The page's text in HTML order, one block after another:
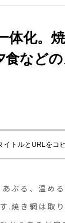
体化。
など
ル式な
宜し
ヒータ
イトルとURLをコ
ぶる、温め
︎.焼き網は取